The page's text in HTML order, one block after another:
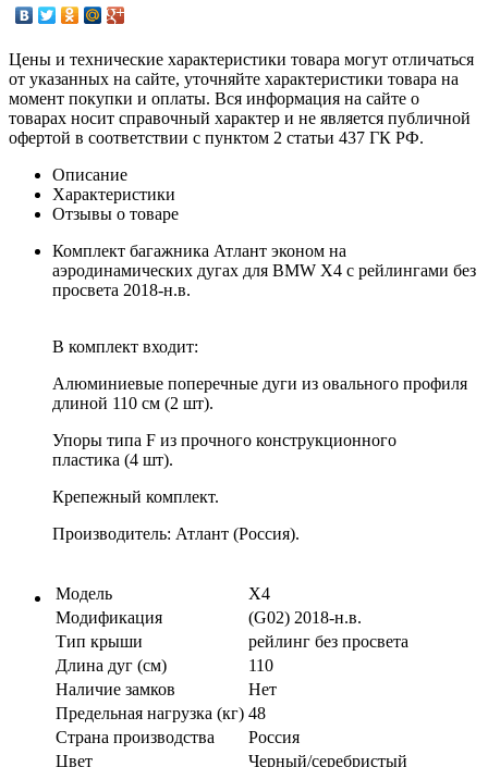
Цены и технические характеристики товара могут отличаться
от указанных на сайте, уточняйте характеристики товара на
момент покупки и оплаты. Вся информация на сайте о
товарах носит справочный характер и не является публичной
офертой в соответствии с пунктом 2 статьи 437 ГК РФ.
Описание
Характеристики
Отзывы о товаре
Комплект багажника Атлант эконом на
аэродинамических дугах для BMW X4 с рейлингами без
просвета 2018-н.в.
В комплект входит:
Алюминиевые поперечные дуги из овального профиля
длиной 110 см (2 шт).
Упоры типа F из прочного конструкционного
пластика (4 шт).
Крепежный комплект.
Производитель: Атлант (Россия).
Модель
X4
Модификация
(G02) 2018-н.в.
Тип крыши
рейлинг без просвета
Длина дуг (см)
110
Наличие замков
Нет
Предельная нагрузка (кг) 48
Страна производства
Россия
Цвет
Черный/серебристый